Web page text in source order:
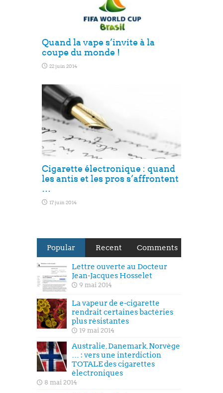
Quand la vape s’invite à la
coupe du monde !
22 juin 2014
Cigarette électronique : quand
les antis et les pros s’affrontent
…
17 juin 2014
Popular Recent Comments
Lettre ouverte au Docteur
Jean-Jacques Hosselet
9 mai 2014
La vapeur de e-cigarette
rendrait certaines bactéries
plus résistantes
19 mai 2014
Australie, Danemark, Norvège
… : vers une interdiction
TOTALE des cigarettes
électroniques
8 mai 2014